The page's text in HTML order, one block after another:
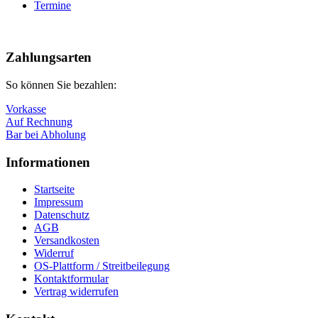
Termine
oben
Zahlungsarten
So können Sie bezahlen:
Vorkasse
Auf Rechnung
Bar bei Abholung
Informationen
Startseite
Impressum
Datenschutz
AGB
Versandkosten
Widerruf
OS-Plattform / Streitbeilegung
Kontaktformular
Vertrag widerrufen